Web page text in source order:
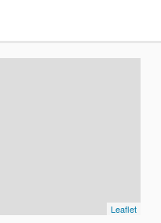
che presenta gli
Leaflet